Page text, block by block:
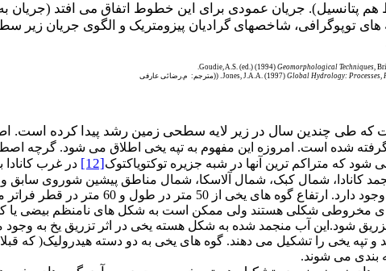
جریان عمودی برای این خطوط اتفاق می افتد (جریان به
توپوگرافی، شاخصهای گرادیان پیزومتریک و الگوی جریان زیر
Goudie, A.S. (ed.) (1994) Geomorphological Techniques,
Jones, J.A.A. (1997) Global Hydrology: Processes,
((مترجم: م.رضائی عارفی
که طی چندین سال در زیر لایه سطحی زمین رشد پیدا کرده است.
شده است. امروزه این مفهوم به تپه یخی اطلاق می شود. گرچه
که متراکم ترین آنها در شبه جزیره توکتویاکتوک[12]
کانادا، شمال کبک، شمال آلاسکا، شمال مناطق پیشین شوروی سابق و
گوه های یخی در مغولستان وفلات تبت
مخروطی شکلی هستند ولی ممکن است به شکل های نامنظم بیضی یا
شود.این آب منجمد شده به شکل هسته یخی در اثر تزریق یخ به
تپه یخی را تشکیل می دهند. گوه های یخی به دو دسته هیدرولیک( که
بندی می شوند.